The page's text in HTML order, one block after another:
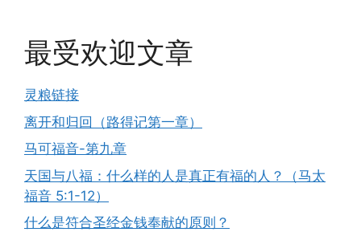
最受欢迎文章
灵粮链接
离开和归回（路得记第一章）
马可福音-第九章
天国与八福：什么样的人是真正有福的人？（马太
福音 5:1-12）
什么是符合圣经金钱奉献的原则？